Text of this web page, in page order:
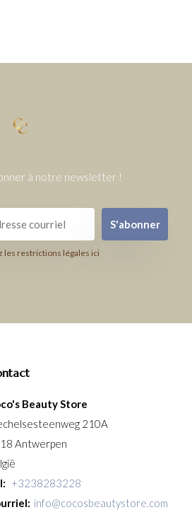
à notre newsletter !
S'abonner
les restrictions légales ici
Beauty Store
210A
Antwerpen
+3238283228
info@cocosbeautystore.com